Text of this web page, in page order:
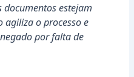
documentos estejam
agiliza o processo e
por falta de